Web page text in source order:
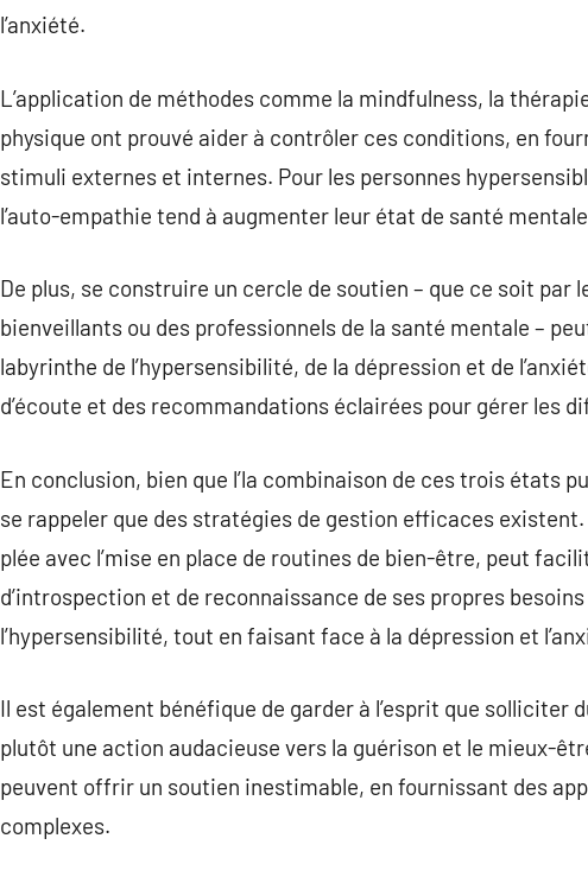
l’anxiété.
L’application de méthodes comme la mindfulness, la
physique ont prouvé aider à contrôler ces conditions, en
stimuli externes et internes. Pour les personnes
l’auto-empathie tend à augmenter leur état de santé
De plus, se construire un cercle de soutien – que ce soit par
bienveillants ou des professionnels de la santé mentale –
labyrinthe de l’hypersensibilité, de la dépression et de
d’écoute et des recommandations éclairées pour gérer les
En conclusion, bien que l’la combinaison de ces trois états
se rappeler que des stratégies de gestion efficaces
plée avec l’mise en place de routines de bien-être, peut
d’introspection et de reconnaissance de ses propres
l’hypersensibilité, tout en faisant face à la dépression et
Il est également bénéfique de garder à l’esprit que solliciter
plutôt une action audacieuse vers la guérison et le mieux-
peuvent offrir un soutien inestimable, en fournissant des
complexes.